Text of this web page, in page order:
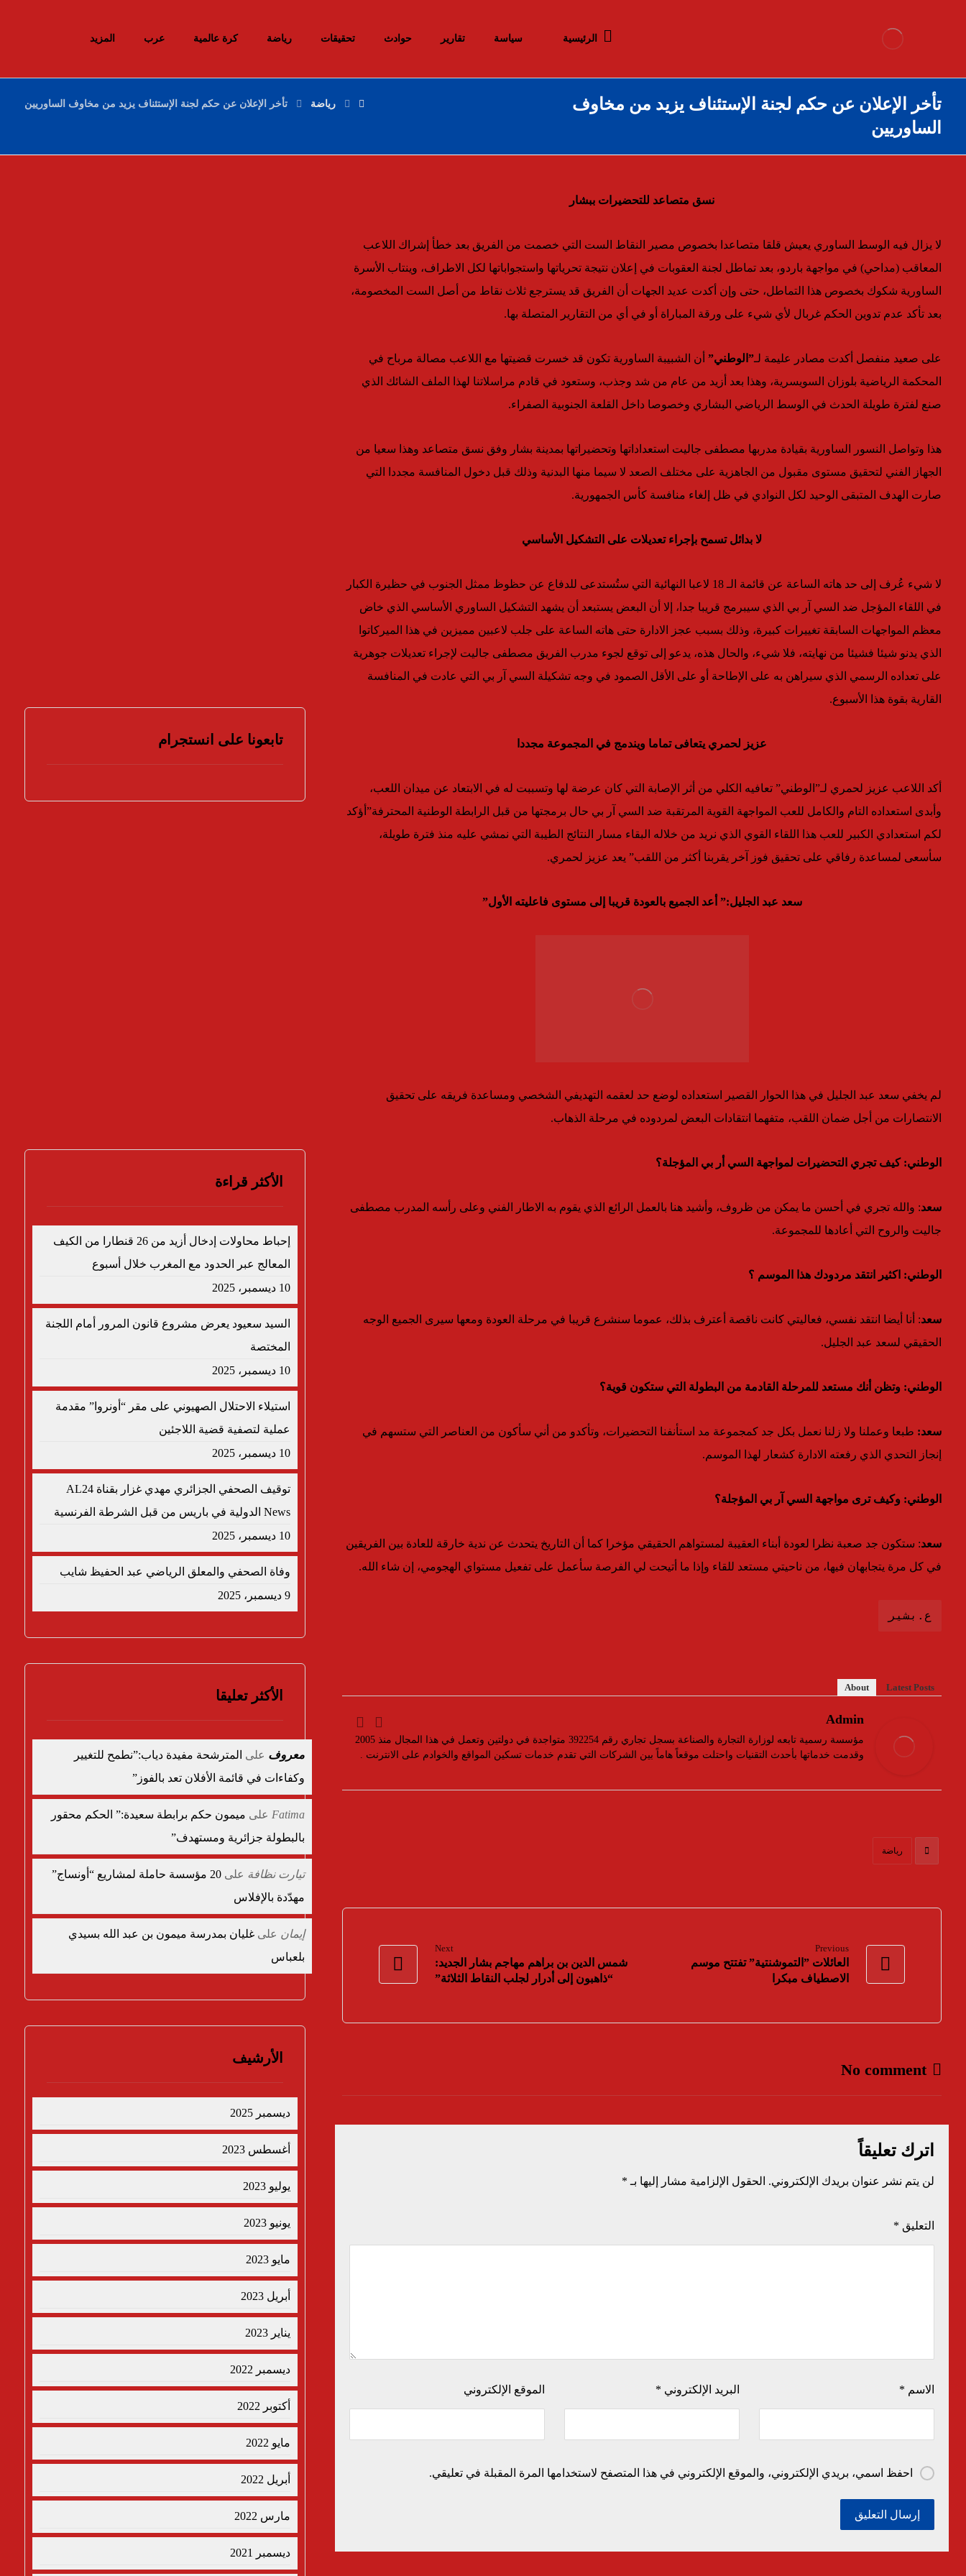
الرئيسية سياسة تقارير حوادث تحقيقات رياضة كرة عالمية عرب المزيد
تأخر الإعلان عن حكم لجنة الإستئناف يزيد من مخاوف
الساوريين
رياضة تأخر الإعلان عن حكم لجنة الإستئناف يزيد من مخاوف الساوريين
نسق متصاعد للتحضيرات ببشار
لا يزال فيه الوسط الساوري يعيش قلقا متصاعدا بخصوص مصير النقاط الست التي خصمت من الفريق بعد خطأ إشراك اللاعب
المعاقب (مداحي) في مواجهة باردو، بعد تماطل لجنة العقوبات في إعلان نتيجة تحرياتها واستجواباتها لكل الاطراف، وينتاب الأسرة
الساورية شكوك بخصوص هذا التماطل، حتى وإن أكدت عديد الجهات أن الفريق قد يسترجع ثلاث نقاط من أصل الست المخصومة،
بعد تأكد عدم تدوين الحكم غربال لأي شيء على ورقة المباراة أو في أي من التقارير المتصلة بها.
على صعيد منفصل أكدت مصادر عليمة لـ”الوطني”أن الشبيبة الساورية تكون قد خسرت قضيتها مع اللاعب مصالة مرباح في
المحكمة الرياضية بلوزان السويسرية، وهذا بعد أزيد من عام من شد وجذب، وستعود في قادم مراسلاتنا لهذا الملف الشائك الذي
صنع لفترة طويلة الحدث في الوسط الرياضي البشاري وخصوصا داخل القلعة الجنوبية الصفراء.
هذا وتواصل النسور الساورية بقيادة مدربها مصطفى جاليت استعداداتها وتحضيراتها بمدينة بشار وفق نسق متصاعد وهذا سعيا من
الجهاز الفني لتحقيق مستوى مقبول من الجاهزية على مختلف الصعد لا سيما منها البدنية وذلك قبل دخول المنافسة مجددا التي
صارت الهدف المتبقى الوحيد لكل النوادي في ظل إلغاء منافسة كأس الجمهورية.
لا بدائل تسمح بإجراء تعديلات على التشكيل الأساسي
لا شيء عُرف إلى حد هاته الساعة عن قائمة الـ 18 لاعبا النهائية التي ستُستدعى للدفاع عن حظوظ ممثل الجنوب في حظيرة الكبار
في اللقاء المؤجل ضد السي آر بي الذي سيبرمج قريبا جدا، إلا أن البعض يستبعد أن يشهد التشكيل الساوري الأساسي الذي خاض
معظم المواجهات السابقة تغييرات كبيرة، وذلك بسبب عجز الادارة حتى هاته الساعة على جلب لاعبين مميزين في هذا الميركاتوا
الذي يدنو شيئا فشيئا من نهايته، فلا شيء، والحال هذه، يدعو إلى توقع لجوء مدرب الفريق مصطفى جاليت لإجراء تعديلات جوهرية
على تعداده الرسمي الذي سيراهن به على الإطاحة أو على الأقل الصمود في وجه تشكيلة السي آر بي التي عادت في المنافسة
القارية بقوة هذا الأسبوع.
عزيز لحمري يتعافى تماما ويندمج في المجموعة مجددا
أكد اللاعب عزيز لحمري لـ”الوطني” تعافيه الكلي من أثر الإصابة التي كان عرضة لها وتسببت له في الابتعاد عن ميدان اللعب،
وأبدى استعداده التام والكامل للعب المواجهة القوية المرتقبة ضد السي آر بي حال برمجتها من قبل الرابطة الوطنية المحترفة”أؤكد
لكم استعدادي الكبير للعب هذا اللقاء القوي الذي نريد من خلاله البقاء مسار النتائج الطيبة التي نمشي عليه منذ فترة طويلة،
سأسعى لمساعدة رفاقي على تحقيق فوز آخر يقربنا أكثر من اللقب” يعد عزيز لحمري.
سعد عبد الجليل:” أعد الجميع بالعودة قريبا إلى مستوى فاعليته الأول”
لم يخفي سعد عبد الجليل في هذا الحوار القصير استعداده لوضع حد لعقمه التهديفي الشخصي ومساعدة فريقه على تحقيق
الانتصارات من أجل ضمان اللقب، متفهما انتقادات البعض لمردوده في مرحلة الذهاب.
الوطني: كيف تجري التحضيرات لمواجهة السي أر بي المؤجلة؟
سعد: والله تجري في أحسن ما يمكن من ظروف، وأشيد هنا بالعمل الرائع الذي يقوم به الاطار الفني وعلى رأسه المدرب مصطفى
جاليت والروح التي أعادها للمجموعة.
الوطني: اكثير انتقد مردودك هذا الموسم ؟
سعد: أنا أيضا انتقد نفسي، فعاليتي كانت ناقصة أعترف بذلك، عموما سنشرع قريبا في مرحلة العودة ومعها سيرى الجميع الوجه
الحقيقي لسعد عبد الجليل.
الوطني: وتظن أنك مستعد للمرحلة القادمة من البطولة التي ستكون قوية؟
سعد: طبعا وعملنا ولا زلنا نعمل بكل جد كمجموعة مد استأنفنا التحضيرات، وتأكدو من أني سأكون من العناصر التي ستسهم في
إنجاز التحدي الذي رفعته الادارة كشعار لهذا الموسم.
الوطني: وكيف ترى مواجهة السي آر بي المؤجلة؟
سعد: ستكون جد صعبة نظرا لعودة أبناء العقيبة لمستواهم الحقيقي مؤخرا كما أن التاريخ يتحدث عن ندية خارقة للعادة بين الفريقين
في كل مرة يتجابهان فيها، من ناحيتي مستعد للقاء وإذا ما أتيحت لي الفرصة سأعمل على تفعيل مستواي الهجومي، إن شاء الله.
ع.بشير
About Latest Posts
Admin
مؤسسة رسمية تابعه لوزارة التجارة والصناعة بسجل تجاري رقم 392254 متواجدة في دولتين وتعمل في هذا المجال منذ 2005
وقدمت خدماتها بأحدث التقنيات واحتلت موقعاً هاماً بين الشركات التي تقدم خدمات تسكين المواقع والخوادم على الانترنت .
رياضة
Previous
العائلات ”التموشنتية” تفتتح موسم
الاصطياف مبكرا
Next
شمس الدين بن براهم مهاجم بشار الجديد:
“ذاهبون إلى أدرار لجلب النقاط الثلاثة”
No comment
اترك تعليقاً
لن يتم نشر عنوان بريدك الإلكتروني. الحقول الإلزامية مشار إليها بـ *
التعليق *
الاسم * البريد الإلكتروني * الموقع الإلكتروني
احفظ اسمي، بريدي الإلكتروني، والموقع الإلكتروني في هذا المتصفح لاستخدامها المرة المقبلة في تعليقي.
تابعونا على انستجرام
الأكثر قراءة
إحباط محاولات إدخال أزيد من 26 قنطارا من الكيف
المعالج عبر الحدود مع المغرب خلال أسبوع
10 ديسمبر، 2025
السيد سعيود يعرض مشروع قانون المرور أمام اللجنة
المختصة
10 ديسمبر، 2025
استيلاء الاحتلال الصهيوني على مقر “أونروا” مقدمة
عملية لتصفية قضية اللاجئين
10 ديسمبر، 2025
توقيف الصحفي الجزائري مهدي غزار بقناة AL24
News الدولية في باريس من قبل الشرطة الفرنسية
10 ديسمبر، 2025
وفاة الصحفي والمعلق الرياضي عبد الحفيظ شايب
9 ديسمبر، 2025
الأكثر تعليقا
معروف على المترشحة مفيدة دياب:”نطمح للتغيير
وكفاءات في قائمة الأفلان تعد بالفوز”
Fatima على ميمون حكم برابطة سعيدة:” الحكم محقور
بالبطولة جزائرية ومستهدف”
تيارت نظافة على
20 مؤسسة حاملة لمشاريع “أونساج”
مهدّدة بالإفلاس
إيمان على غليان بمدرسة ميمون بن عبد الله بسيدي
بلعباس
الأرشيف
ديسمبر 2025
أغسطس 2023
يوليو 2023
يونيو 2023
مايو 2023
أبريل 2023
يناير 2023
ديسمبر 2022
أكتوبر 2022
مايو 2022
أبريل 2022
مارس 2022
ديسمبر 2021